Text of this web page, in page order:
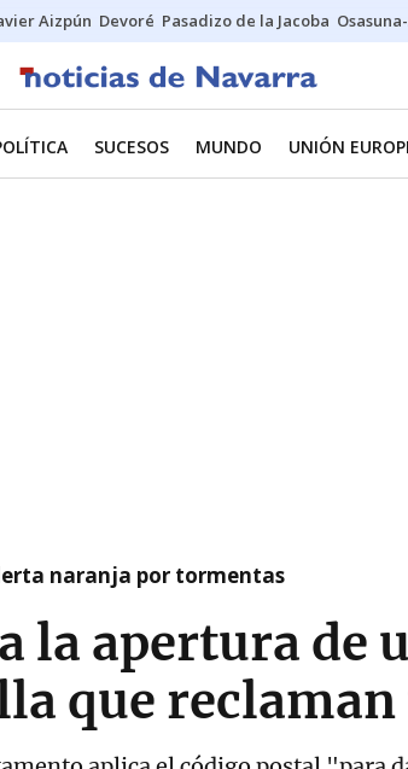
Aizpún Devoré Pasadizo de la Jacoba
SUCESOS MUNDO UNIÓN
naranja por tormentas
la apertura de
que